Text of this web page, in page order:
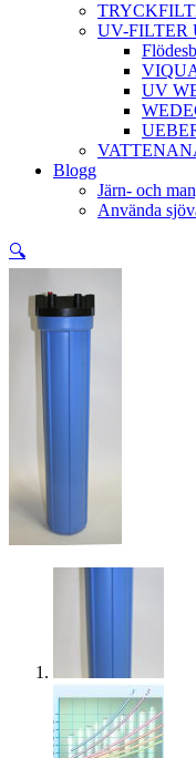
UV-FILTER
UV
Blogg
Järn- och
Använda
🔍